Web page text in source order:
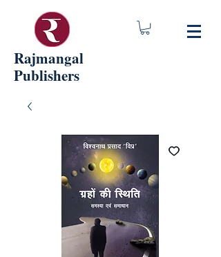
Rajmangal
Publishers